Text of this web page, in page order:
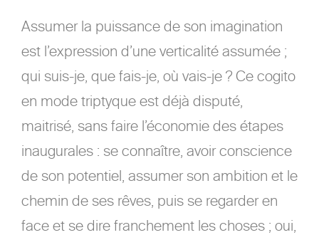
Assumer la puissance de son imagination
est l’expression d’une verticalité assumée ;
qui suis-je, que fais-je, où vais-je ? Ce cogito
en mode triptyque est déjà disputé,
maitrisé, sans faire l’économie des étapes
inaugurales : se connaître, avoir conscience
de son potentiel, assumer son ambition et le
chemin de ses rêves, puis se regarder en
face et se dire franchement les choses ; oui,